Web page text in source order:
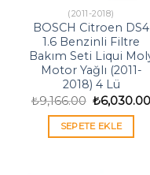
(2011-2018)
BOSCH Citroen DS4
1.6 Benzinli Filtre
Bakım Seti Liqui
Motor Yağlı (2011-
2018) 4 Lü
₺9,166.00 Orijinal
fiyat:
₺9,166.00.
₺6,030.00
SEPETE EKLE